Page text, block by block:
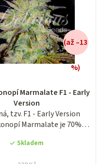
Marmalate F1 - Early
Version
tzv. F1 - Early Version
Marmalate je 70%
hodnocení
produktu
je
4,1
z
hvězdiček.
Skladem
(až –13
%)